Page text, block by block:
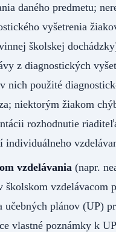
daného predmetu;
vyšetrenia
školskej
z diagnostických
nich použité
niektorým žiakom
rozhodnutie
individuálneho
vzdelávania (napr.
školskom vzdelávacom
učebných plánov (UP)
vlastné poznámky k